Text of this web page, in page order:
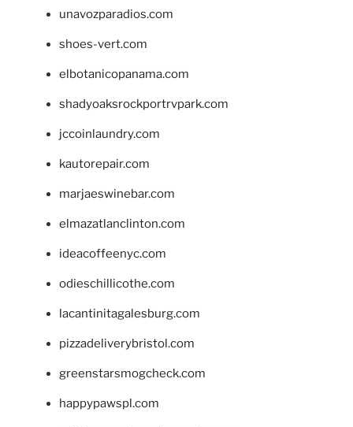
unavozparadios.com
shoes-vert.com
elbotanicopanama.com
shadyoaksrockportrvpark.com
jccoinlaundry.com
kautorepair.com
marjaeswinebar.com
elmazatlanclinton.com
ideacoffeenyc.com
odieschillicothe.com
lacantinitagalesburg.com
pizzadeliverybristol.com
greenstarsmogcheck.com
happypawspl.com